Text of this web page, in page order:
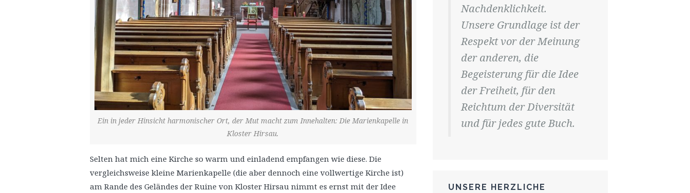
Ein in jeder Hinsicht harmonischer Ort, der Mut macht zum Innehalten: Die Marienkapelle in
Kloster Hirsau.
Selten hat mich eine Kirche so warm und einladend empfangen wie diese. Die
vergleichsweise kleine Marienkapelle (die aber dennoch eine vollwertige Kirche ist)
am Rande des Geländes der Ruine von Kloster Hirsau nimmt es ernst mit der Idee
Nachdenklichkeit.
Unsere Grundlage ist der
Respekt vor der Meinung
der anderen, die
Begeisterung für die Idee
der Freiheit, für den
Reichtum der Diversität
und für jedes gute Buch.
UNSERE HERZLICHE